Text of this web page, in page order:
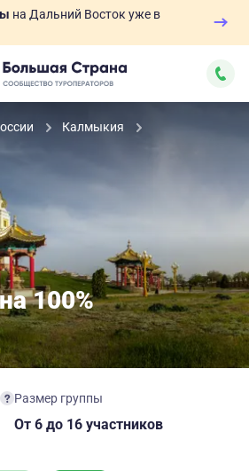
на Дальний Восток уже в
Калмыкия
100%
Размер группы
От 6 до 16 участников